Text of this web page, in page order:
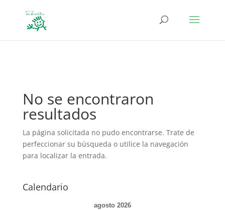
No se encontraron
resultados
La página solicitada no pudo encontrarse. Trate de
perfeccionar su búsqueda o utilice la navegación
para localizar la entrada.
Calendario
agosto 2026